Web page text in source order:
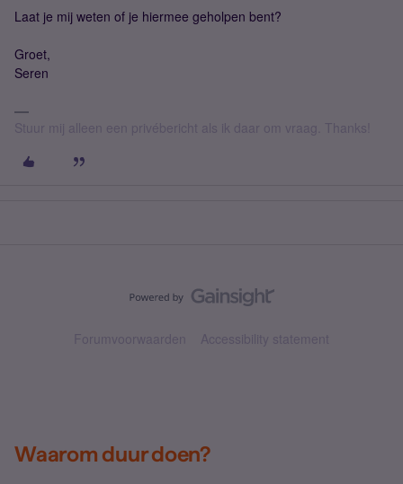
Laat je mij weten of je hiermee geholpen bent?
Groet,
Seren
Stuur mij alleen een privébericht als ik daar om vraag. Thanks!
Forumvoorwaarden Accessibility statement
Waarom duur doen?